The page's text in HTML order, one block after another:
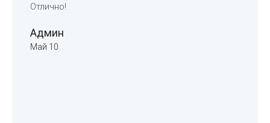
Отлично!
Админ
Май 10